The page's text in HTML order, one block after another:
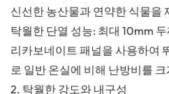
신선한 농산물과 연약한 식물을
탁월한 단열 성능: 최대 10mm
리카보네이트 패널을 사용하여
로 일반 온실에 비해 난방비를
2. 탁월한 강도와 내구성